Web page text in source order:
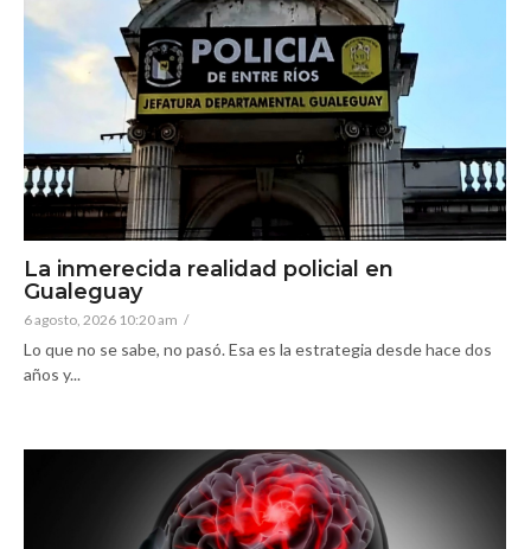
La inmerecida realidad policial en
Gualeguay
6 agosto, 2026 10:20 am /
Lo que no se sabe, no pasó. Esa es la estrategia desde hace dos
años y...